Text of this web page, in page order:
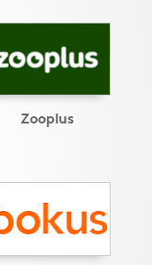
Zooplus